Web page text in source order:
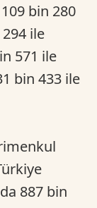
bin 280
ile
571 ile
bin 433 ile
887 bin